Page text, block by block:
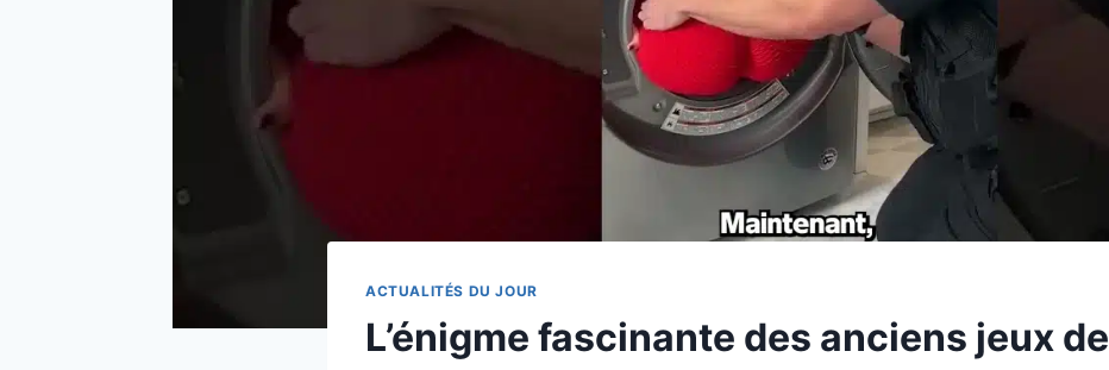
ACTUALITÉS DU JOUR
L’énigme fascinante des anciens jeux de